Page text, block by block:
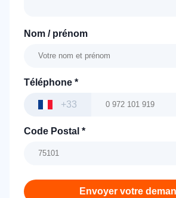
Nom / prénom
Téléphone *
+33
Code Postal *
Envoyer votre